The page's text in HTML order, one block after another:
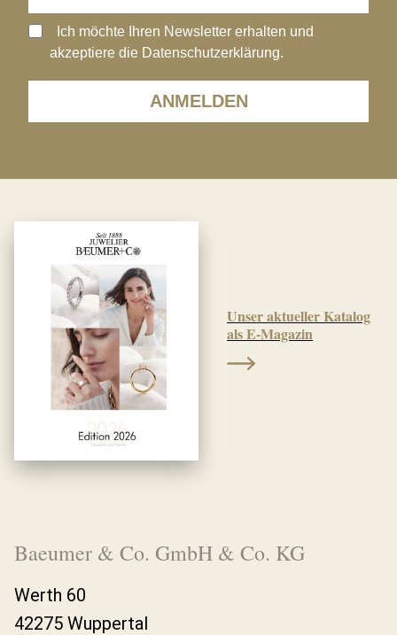
ANMELDEN
Ich möchte Ihren Newsletter erhalten und
akzeptiere die Datenschutzerklärung.
Unser aktueller Katalog
als E-Magazin
Baeumer & Co. GmbH & Co. KG
Werth 60
42275 Wuppertal